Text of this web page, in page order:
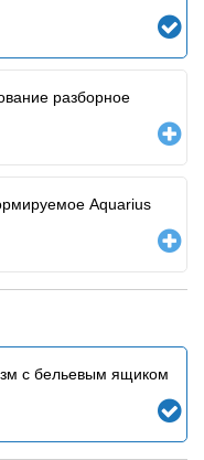
разборное
Aquarius
с бельевым ящиком